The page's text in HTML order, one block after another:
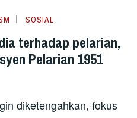
SOSIAL
terhadap pelarian,
Pelarian 1951
diketengahkan, fokus